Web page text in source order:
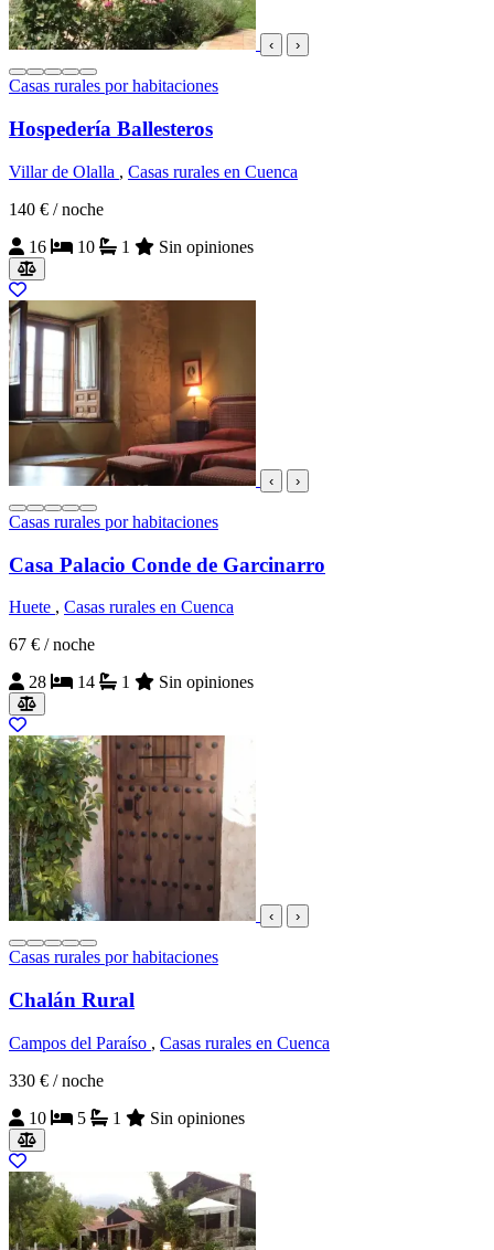
‹ ›
Casas rurales por habitaciones
Hospedería Ballesteros
Villar de Olalla , Casas rurales en Cuenca
140 € / noche
16
10 1 Sin opiniones
‹ ›
Casas rurales por habitaciones
Casa Palacio Conde de Garcinarro
Huete , Casas rurales en Cuenca
67 € / noche
28
14 1 Sin opiniones
‹ ›
Casas rurales por habitaciones
Chalán Rural
Campos del Paraíso , Casas rurales en Cuenca
330 € / noche
10
5 1 Sin opiniones